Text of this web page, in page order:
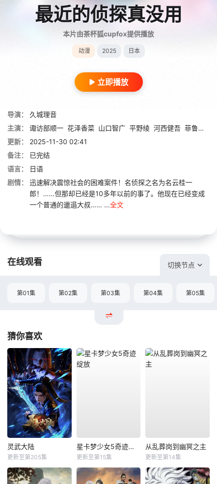
最近的侦探真没用
本片由茶杯狐cupfox提供播放
动漫 2025 日本
立即播放
导演：
久城理音
主演：
诹访部顺一 花泽香菜 山口智广 平野绫 河西健吾 菲鲁兹·蓝
更新：
2025-11-30 02:41
备注：
已完结
语言：
日语
剧情：
迅速解决震惊社会的困难案件！名侦探之名为名云桂一
郎！……但那却已经是10多年以前的事了。他现在已经变成
一个普通的邋遢大叔…… ...全文
在线观看 切换节点
第01集 第02集 第03集 第04集 第05集
猜你喜欢
灵武大陆
更新至第205集
星卡梦少女5奇迹绽放
更新至第15集
从乱葬岗到幽冥之主
更新至第14集